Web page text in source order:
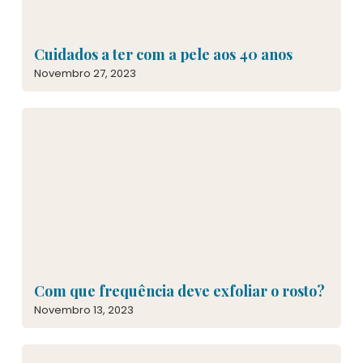
Cuidados a ter com a pele aos 40 anos
Novembro 27, 2023
Com que frequência deve exfoliar o rosto?
Novembro 13, 2023